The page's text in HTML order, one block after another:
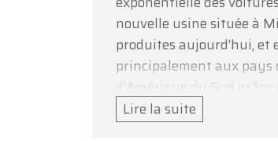
nouvelle usine située à
produites aujourd'hui, et
principalement aux pays
d'Amérique du Sud
gamme se compose
la Jupiter 5, plus des
Lire la suite